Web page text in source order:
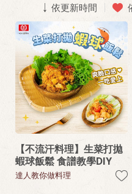
依更新時間
【不流汗料理】生菜打拋
蝦球飯鬆 食譜教學DIY
達人教你做料理